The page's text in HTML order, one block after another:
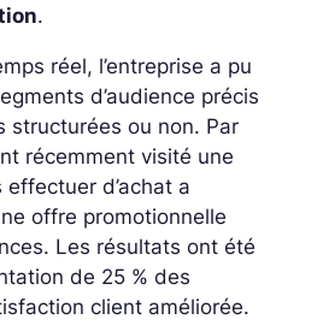
.
réel, l’entreprise a pu
d’audience précis
structurées ou non. Par
récemment visité une
d’achat a
offre promotionnelle
Les résultats ont été
de 25 % des
client améliorée.